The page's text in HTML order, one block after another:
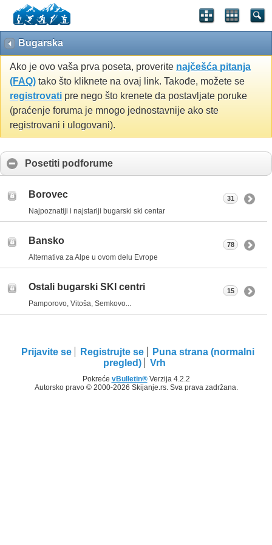
Bugarska
Ako je ovo vaša prva poseta, proverite najčešća pitanja
(FAQ) tako što kliknete na ovaj link. Takođe, možete se
registrovati pre nego što krenete da postavljate poruke
(praćenje foruma je mnogo jednostavnije ako ste
registrovani i ulogovani).
Posetiti podforume
Borovec
Najpoznatiji i najstariji bugarski ski centar
31
Bansko
Alternativa za Alpe u ovom delu Evrope
78
Ostali bugarski SKI centri
Pamporovo, Vitoša, Semkovo...
15
Prijavite se Registrujte se
Puna strana (normalni
pregled)
Vrh
Pokreće vBulletin®Verzija 4.2.2
Autorsko pravo © 2000-2026 Skijanje.rs. Sva prava zadržana.